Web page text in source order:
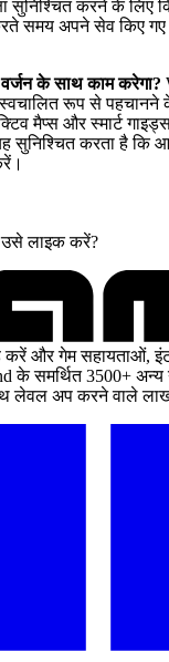
सुनिश्चित करने के लिए
समय अपने सेव किए
वर्जन के साथ काम करेगा?
रूप से
मैप्स और स्मार्ट
सुनिश्चित करता है कि
उसे लाइक करें?
और गेम सहायताओं,
के समर्थित 3500+
लेवल अप करने वाले